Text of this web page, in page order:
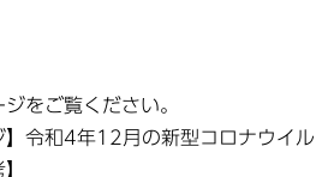
をご覧ください。
】令和4年12月の新型コロナウイル